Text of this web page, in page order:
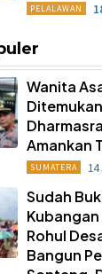
PELALAWAN
Wanita
Amankan
SUMATERA 14
Sudah
Kubangan
Rohul
Bangun